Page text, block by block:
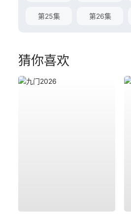
第25集 第26集
猜你喜欢